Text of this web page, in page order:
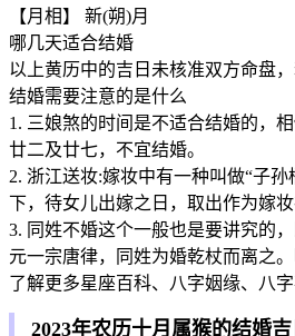
【月相】 新(朔)月
哪几天适合结婚
以上黄历中的吉日未核准双方命盘
结婚需要注意的是什么
1. 三娘煞的时间是不适合结婚的，
廿二及廿七，不宜结婚。
2. 浙江送妆:嫁妆中有一种叫做“子
下，待女儿出嫁之日，取出作为嫁妆
3. 同姓不婚这个一般也是要讲究的
元一宗唐律，同姓为婚乾杖而离之
了解更多星座百科、八字姻缘、八
2023年农历十月属猴的结婚